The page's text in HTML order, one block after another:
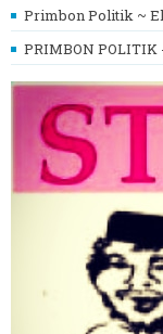
Primbon Politik ~
PRIMBON POLITIK